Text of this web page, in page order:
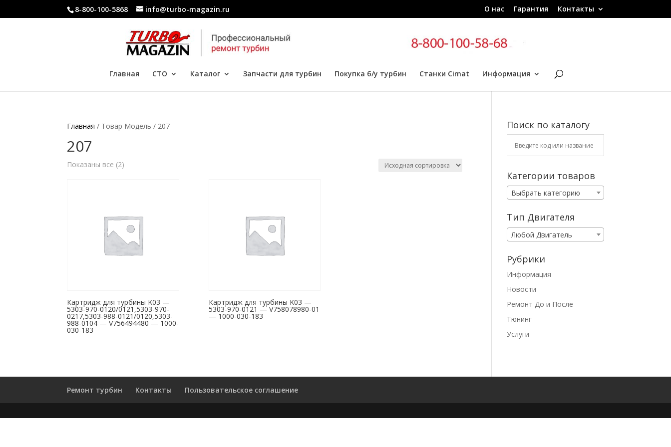
8-800-100-5868 info@turbo-magazin.ru О нас Гарантия Контакты
Главная СТО Каталог Запчасти для турбин Покупка б/у турбин Станки Cimat Информация
Главная / Товар Модель / 207
207
Показаны все (2)
Картридж для турбины K03 —
5303-970-0120/0121,5303-970-
0217,5303-988-0121/0120,5303-
988-0104 — V756494480 — 1000-
030-183
Картридж для турбины K03 —
5303-970-0121 — V758078980-01
— 1000-030-183
Поиск по каталогу
Категории товаров
Выбрать категорию
Тип Двигателя
Любой Двигатель
Рубрики
Информация
Новости
Ремонт До и После
Тюнинг
Услуги
Ремонт турбин Контакты Пользовательское соглашение